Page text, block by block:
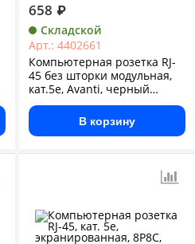
658 ₽
Складской
Арт.: 4402661
Компьютерная розетка RJ-
45 без шторки модульная,
кат.5е, Avanti, черный
квадрат, 1 модуль
В корзину